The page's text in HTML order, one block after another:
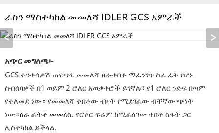
ራስን ማስተካከል መመለሻ IDLER GCS አምራች
አጭር መግለጫ፡-
GCS ተንቀሳቃሽ ጠፍጣፋ መመለሻ ፀረ-ቀበቶ ማፈንገጥ ስራ ፈት የሆኑ
ስብሰባዎች በ1 ወይም 2 ሮለር አወቃቀሮች ይገኛሉ፣ የ1 ሮለር ንድፍ በጣም
የተለመደ ነው። የመመለሻ ቀበቶው ብዛት የሚደገፈው ብቸኛው ጭነት
ነው።ስራ ፈትቶ መመለስ. የሮለር ፍሬም ከሚፈለገው ቀበቶ ስፋት ጋር
ሊስተካከል ይችላል.